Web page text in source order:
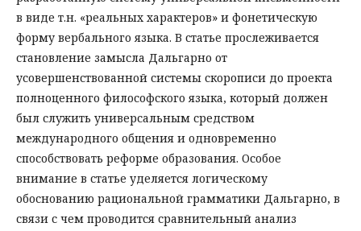
в виде т.н. «реальных характеров» и фонетическую
форму вербального языка. В статье прослеживается
становление замысла Дальгарно от
усовершенствованной системы скорописи до проекта
полноценного философского языка, который должен
был служить универсальным средством
международного общения и одновременно
способствовать реформе образования. Особое
внимание в статье уделяется логическому
обоснованию рациональной грамматики Дальгарно, в
связи с чем проводится сравнительный анализ